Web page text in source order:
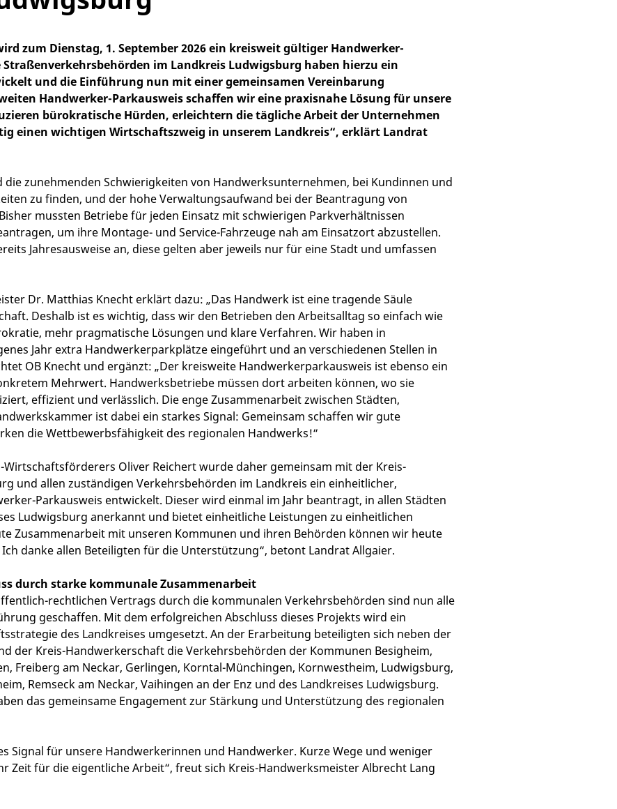
zum Dienstag, 1. September 2026 ein kreisweit gültiger Handwerker-
im Landkreis Ludwigsburg haben hierzu ein
und die Einführung nun mit einer gemeinsamen Vereinbarung
Handwerker-Parkausweis schaffen wir eine praxisnahe Lösung für unsere
bürokratische Hürden, erleichtern die tägliche Arbeit der Unternehmen
einen wichtigen Wirtschaftszweig in unserem Landkreis“, erklärt Landrat
zunehmenden Schwierigkeiten von Handwerksunternehmen, bei Kundinnen und
zu finden, und der hohe Verwaltungsaufwand bei der Beantragung von
mussten Betriebe für jeden Einsatz mit schwierigen Parkverhältnissen
um ihre Montage- und Service-Fahrzeuge nah am Einsatzort abzustellen.
Jahresausweise an, diese gelten aber jeweils nur für eine Stadt und umfassen
Dr. Matthias Knecht erklärt dazu: „Das Handwerk ist eine tragende Säule
Deshalb ist es wichtig, dass wir den Betrieben den Arbeitsalltag so einfach wie
mehr pragmatische Lösungen und klare Verfahren. Wir haben in
Jahr extra Handwerkerparkplätze eingeführt und an verschiedenen Stellen in
OB Knecht und ergänzt: „Der kreisweite Handwerkerparkausweis ist ebenso ein
Mehrwert. Handwerksbetriebe müssen dort arbeiten können, wo sie
effizient und verlässlich. Die enge Zusammenarbeit zwischen Städten,
ist dabei ein starkes Signal: Gemeinsam schaffen wir gute
die Wettbewerbsfähigkeit des regionalen Handwerks!“
Oliver Reichert wurde daher gemeinsam mit der Kreis-
und allen zuständigen Verkehrsbehörden im Landkreis ein einheitlicher,
Parkausweis entwickelt. Dieser wird einmal im Jahr beantragt, in allen Städten
Ludwigsburg anerkannt und bietet einheitliche Leistungen zu einheitlichen
Zusammenarbeit mit unseren Kommunen und ihren Behörden können wir heute
danke allen Beteiligten für die Unterstützung“, betont Landrat Allgaier.
durch starke kommunale Zusammenarbeit
rechtlichen Vertrags durch die kommunalen Verkehrsbehörden sind nun alle
geschaffen. Mit dem erfolgreichen Abschluss dieses Projekts wird ein
des Landkreises umgesetzt. An der Erarbeitung beteiligten sich neben der
der Kreis-Handwerkerschaft die Verkehrsbehörden der Kommunen Besigheim,
Freiberg am Neckar, Gerlingen, Korntal-Münchingen, Kornwestheim, Ludwigsburg,
Remseck am Neckar, Vaihingen an der Enz und des Landkreises Ludwigsburg.
das gemeinsame Engagement zur Stärkung und Unterstützung des regionalen
Signal für unsere Handwerkerinnen und Handwerker. Kurze Wege und weniger
Zeit für die eigentliche Arbeit“, freut sich Kreis-Handwerksmeister Albrecht Lang